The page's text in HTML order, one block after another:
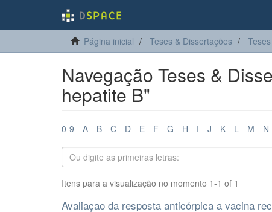
Página inicial Teses & Dissertações
Navegação Teses &
hepatite B"
0-9 A B C D E F G H I J K L M N
Itens para a visualização no momento 1-1 of 1
Avaliaçao da resposta anticórpica a vacina